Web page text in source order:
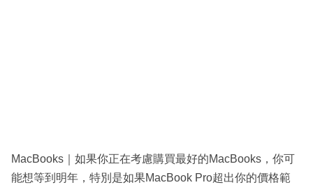
區
MacBooks｜如果你正在考慮購買最好的MacBooks，你可
能想等到明年，特別是如果MacBook Pro超出你的價格範